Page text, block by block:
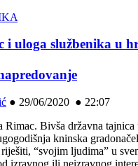
i uloga službenika u
● 29/06/2020 ● 22:07
Rimac. Bivša državna
kninska
riješiti, “svojim ljudima” u
izravnog ili neizravnog